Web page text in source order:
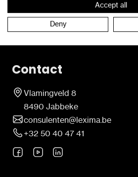
Contact
Vlamingveld 8
8490 Jabbeke
consulenten@lexima.be
+32 50 40 47 41
Accept all
Deny